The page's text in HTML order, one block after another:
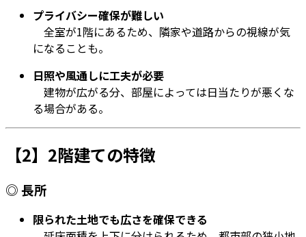
プライバシー確保が難しい
全室が1階にあるため、隣家や道路からの視線が気
になることも。
日照や風通しに工夫が必要
建物が広がる分、部屋によっては日当たりが悪くな
る場合がある。
【2】2階建ての特徴
◎ 長所
限られた土地でも広さを確保できる